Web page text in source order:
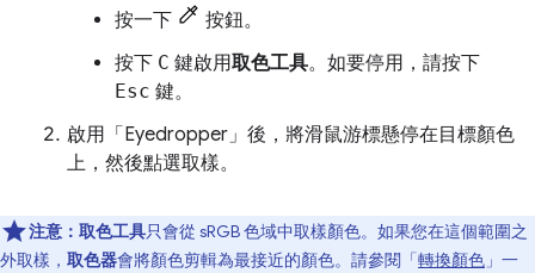
按一下
按鈕。
按下 C 鍵啟用取色工具。如要停用，請按下
Esc 鍵。
啟用「Eyedropper」 後，將滑鼠游標懸停在目標顏色
上，然後點選取樣。
注意： 取色工具只會從 sRGB 色域中取樣顏色。如果您在這個範圍之
外取樣， 取色器會將顏色剪輯為最接近的顏色。請參閱「轉換顏色 」一